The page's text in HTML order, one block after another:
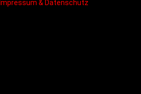
Impressum & Datenschutz